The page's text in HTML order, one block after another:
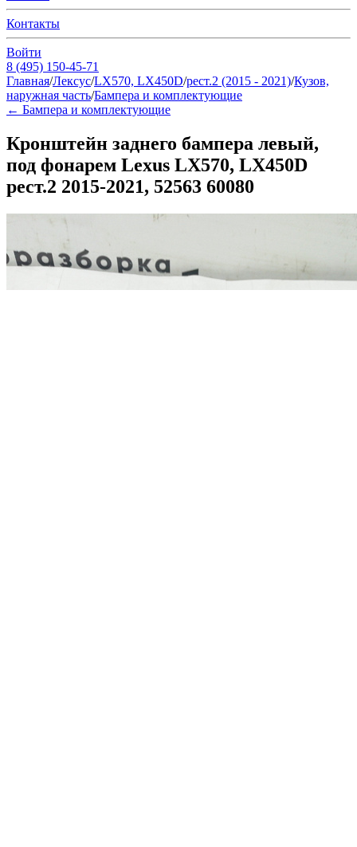
Контакты
Войти
8 (495) 150-45-71
Главная/Лексус/LX570, LX450D/рест.2 (2015 - 2021)/Кузов,
наружная часть/Бампера и комплектующие
← Бампера и комплектующие
Кронштейн заднего бампера левый,
под фонарем Lexus LX570, LX450D
рест.2 2015-2021, 52563 60080